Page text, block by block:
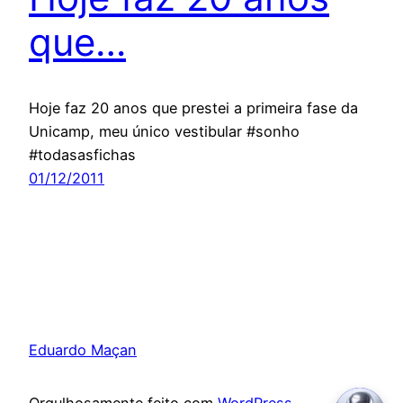
que…
Hoje faz 20 anos que prestei a primeira fase da
Unicamp, meu único vestibular #sonho
#todasasfichas
01/12/2011
Eduardo Maçan